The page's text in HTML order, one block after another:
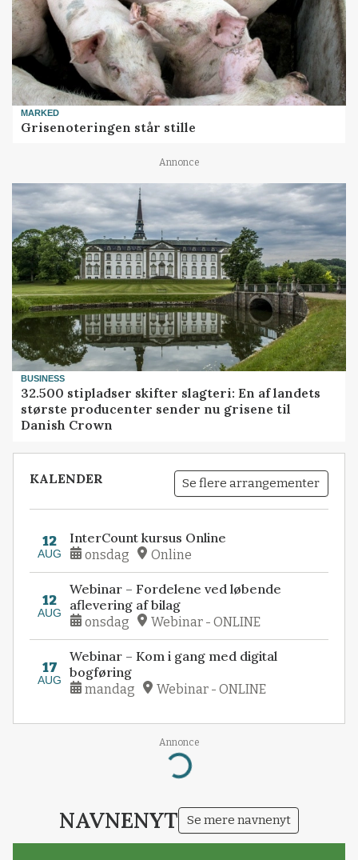
MARKED
Grisenoteringen står stille
Annonce
BUSINESS
32.500 stipladser skifter slagteri: En af landets
største producenter sender nu grisene til
Danish Crown
KALENDER Se flere arrangementer
12
AUG
InterCount kursus Online
onsdag Online
12
AUG
Webinar – Fordelene ved løbende
aflevering af bilag
onsdag Webinar - ONLINE
17
AUG
Webinar – Kom i gang med digital
bogføring
mandag Webinar - ONLINE
Annonce
Loading...
NAVNENYT Se mere navnenyt